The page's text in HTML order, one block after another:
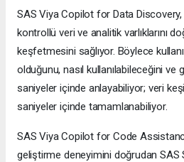
SAS Viya Copilot for Data Discovery,
kontrollü veri ve analitik varlıklarını
keşfetmesini sağlıyor. Böylece
olduğunu, nasıl kullanılabileceğini ve
saniyeler içinde anlayabiliyor; veri
saniyeler içinde tamamlanabiliyor.
SAS Viya Copilot for Code
geliştirme deneyimini doğrudan SAS